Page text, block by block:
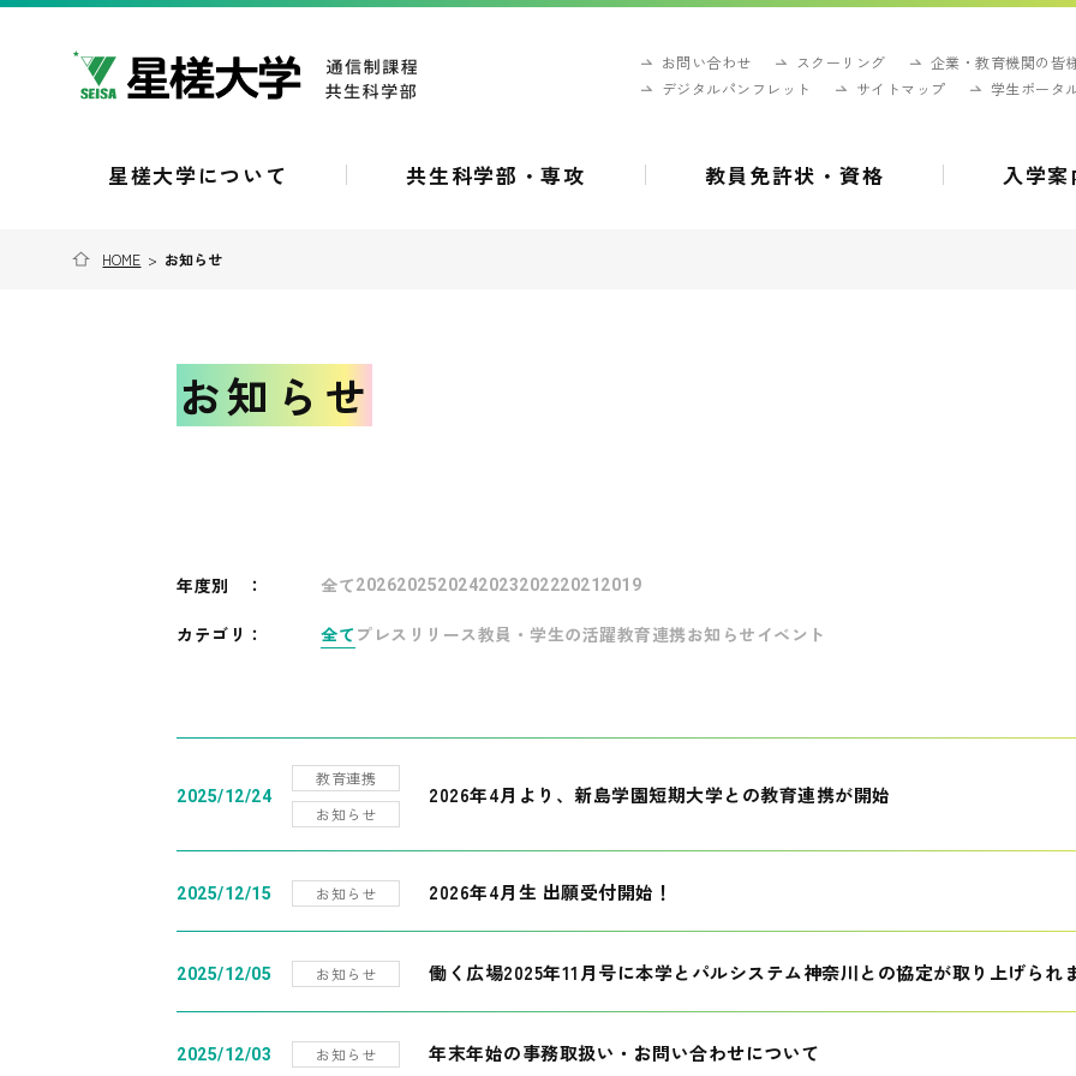
お問い合わせ スクーリング
企業・教育機関の皆
デジタルパンフレット
サイトマップ 学生ポータ
星槎大学について 共生科学部・専攻 教員免許状・資格 入学案
HOME > お知らせ
お知らせ
年度別 ： 全て202620252024202320222021 2019
カテゴリ： 全て プレスリリース教員・学生の活躍教育連携お知らせ イベント
2025/12/24
教育連携
お知らせ
2026年4月より、新島学園短期大学との教育連携が開始
2025/12/15 お知らせ 2026年4月生 出願受付開始！
2025/12/05 お知らせ 働く広場2025年11月号に本学とパルシステム神奈川との協定が取り上げられ
2025/12/03 お知らせ 年末年始の事務取扱い・お問い合わせについて